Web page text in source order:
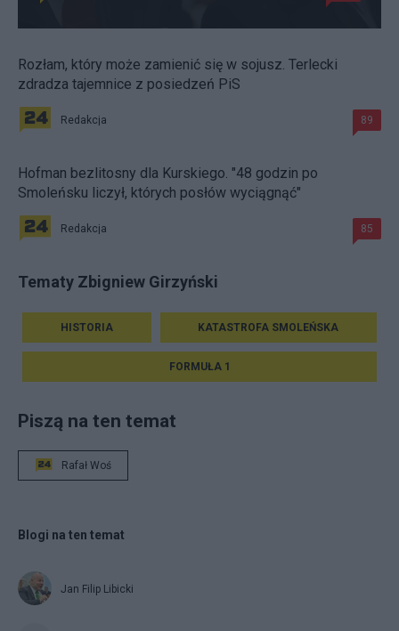
Rozłam, który może zamienić się w sojusz. Terlecki
zdradza tajemnice z posiedzeń PiS
Redakcja 89
Hofman bezlitosny dla Kurskiego. "48 godzin po
Smoleńsku liczył, których posłów wyciągnąć"
Redakcja 85
Tematy Zbigniew Girzyński
HISTORIA KATASTROFA SMOLEŃSKA
FORMUŁA 1
Piszą na ten temat
Rafał Woś
Blogi na ten temat
Jan Filip Libicki